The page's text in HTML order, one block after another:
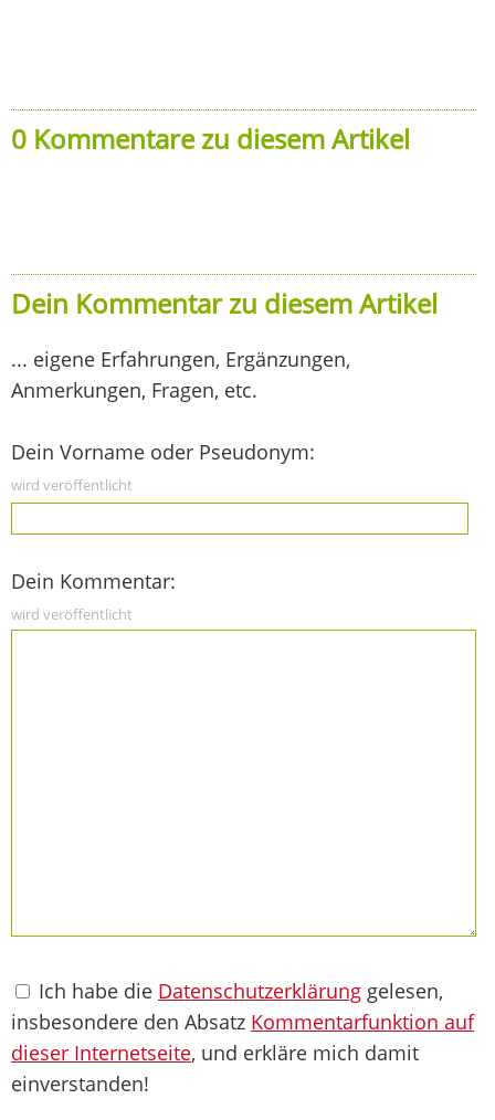
0 Kommentare zu diesem Artikel
Dein Kommentar zu diesem Artikel
... eigene Erfahrungen, Ergänzungen,
Anmerkungen, Fragen, etc.
Dein Vorname oder Pseudonym:
wird veröffentlicht
Dein Kommentar:
wird veröffentlicht
Ich habe die Datenschutzerklärung gelesen,
insbesondere den Absatz Kommentarfunktion auf
dieser Internetseite, und erkläre mich damit
einverstanden!